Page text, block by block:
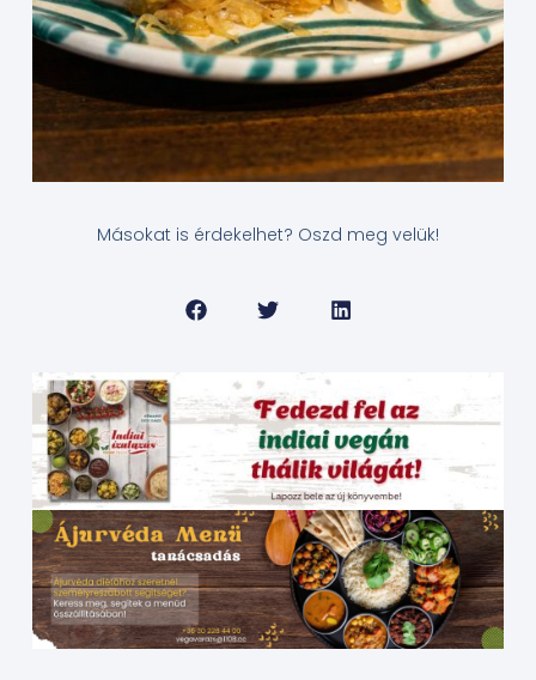
Másokat is érdekelhet? Oszd meg velük!